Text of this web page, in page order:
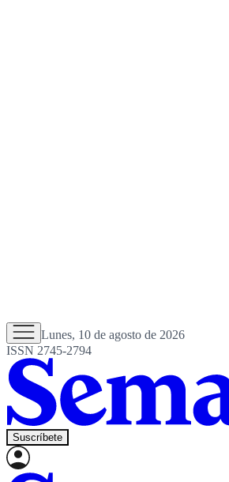
Lunes, 10 de agosto de 2026
ISSN 2745-2794
Suscríbete